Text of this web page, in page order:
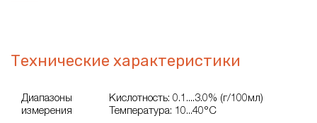
Технические характеристики
Диапазоны
измерения
Кислотность: 0.1....3.0% (г/100мл)
Температура: 10...40°C